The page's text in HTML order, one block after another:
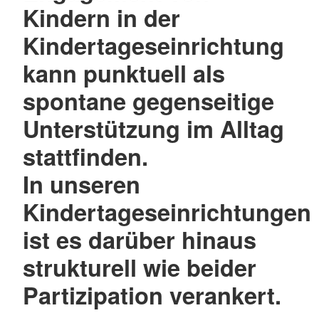
Kindern in der
Kindertageseinrichtung
kann punktuell als
spontane gegenseitige
Unterstützung im Alltag
stattfinden.
In unseren
Kindertageseinrichtungen
ist es darüber hinaus
strukturell wie beider
Partizipation verankert.